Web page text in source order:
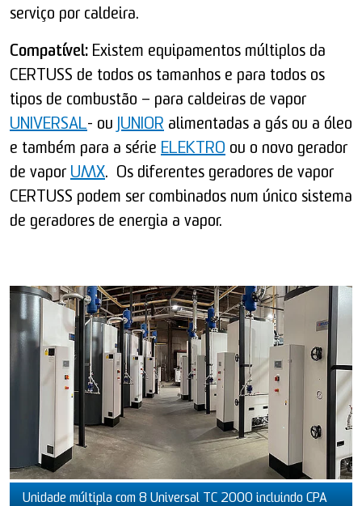
serviço por caldeira.
Compatível: Existem equipamentos múltiplos da
CERTUSS de todos os tamanhos e para todos os
tipos de combustão – para caldeiras de vapor
UNIVERSAL- ou JUNIOR alimentadas a gás ou a óleo
e também para a série ELEKTRO ou o novo gerador
de vapor UMX. Os diferentes geradores de vapor
CERTUSS podem ser combinados num único sistema
de geradores de energia a vapor.
Unidade múltipla com 8 Universal TC 2000 incluindo CPA